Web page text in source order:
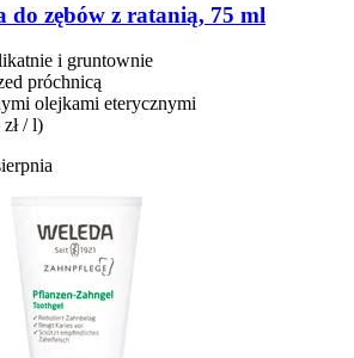
do zębów z ratanią, 75 ml
i gruntownie
próchnicą
olejkami eterycznymi
/ l)